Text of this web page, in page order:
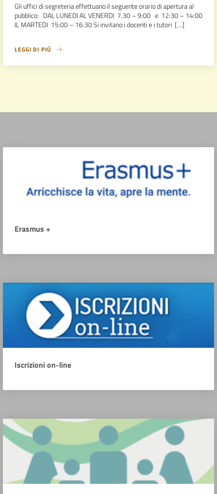
Gli uffici di segreteria effettuano il seguente orario di apertura al
pubblico: DAL LUNEDI AL VENERDI 7.30 – 9:00 e 12:30 – 14:00
IL MARTEDI 15:00 – 16:30 Si invitano i docenti e i tutori […]
LEGGI DI PIÙ
Erasmus +
Iscrizioni on-line